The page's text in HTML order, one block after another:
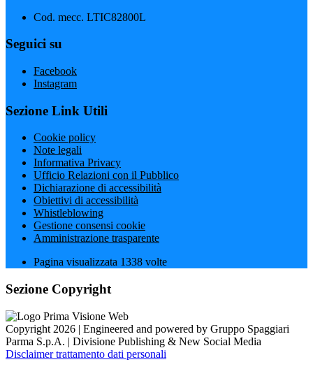
Cod. mecc. LTIC82800L
Seguici su
Facebook
Instagram
Sezione Link Utili
Cookie policy
Note legali
Informativa Privacy
Ufficio Relazioni con il Pubblico
Dichiarazione di accessibilità
Obiettivi di accessibilità
Whistleblowing
Gestione consensi cookie
Amministrazione trasparente
Pagina visualizzata 1338 volte
Sezione Copyright
Copyright 2026 | Engineered and powered by Gruppo Spaggiari
Parma S.p.A. | Divisione Publishing & New Social Media
Disclaimer trattamento dati personali